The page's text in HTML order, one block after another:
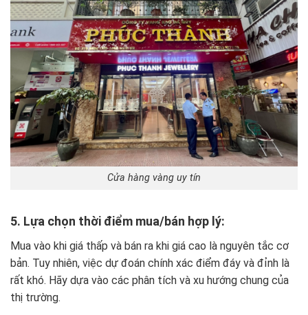
Cửa hàng vàng uy tín
5. Lựa chọn thời điểm mua/bán hợp lý:
Mua vào khi giá thấp và bán ra khi giá cao là nguyên tắc cơ
bản. Tuy nhiên, việc dự đoán chính xác điểm đáy và đỉnh là
rất khó. Hãy dựa vào các phân tích và xu hướng chung của
thị trường.